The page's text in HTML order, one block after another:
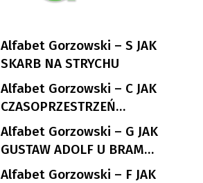
Alfabet Gorzowski – S JAK
SKARB NA STRYCHU
Alfabet Gorzowski – C JAK
CZASOPRZESTRZEŃ
NUTTGENSA
Alfabet Gorzowski – G JAK
GUSTAW ADOLF U BRAM
LANDSBERGA
Alfabet Gorzowski – F JAK